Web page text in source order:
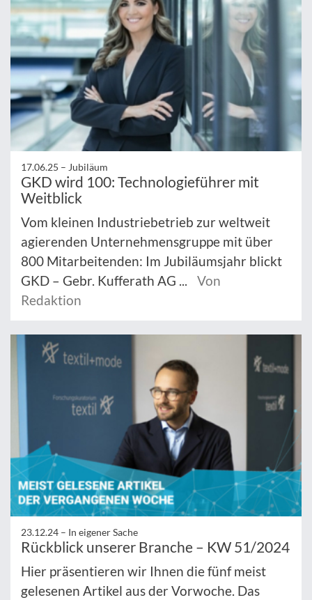
17.06.25 – Jubiläum
GKD wird 100: Technologieführer mit
Weitblick
Vom kleinen Industriebetrieb zur weltweit
agierenden Unternehmensgruppe mit über
800 Mitarbeitenden: Im Jubiläumsjahr blickt
GKD – Gebr. Kufferath AG ...
Von
Redaktion
23.12.24 – In eigener Sache
Rückblick unserer Branche – KW 51/2024
Hier präsentieren wir Ihnen die fünf meist
gelesenen Artikel aus der Vorwoche. Das